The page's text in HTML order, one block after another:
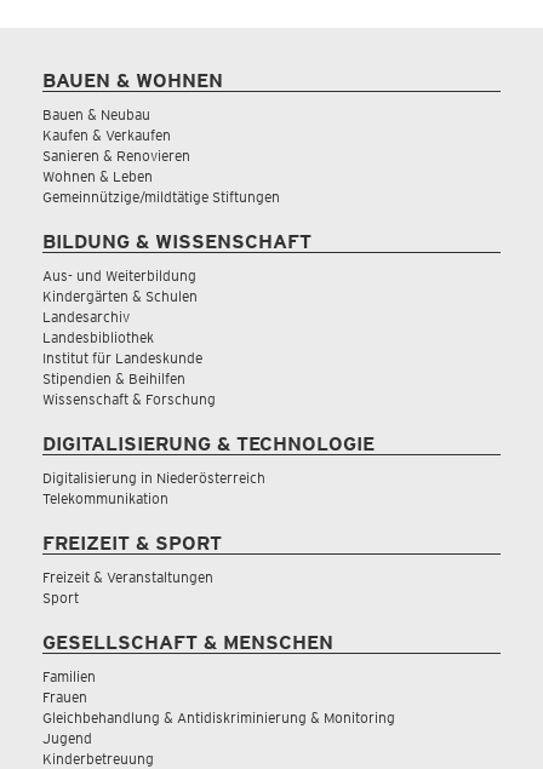
BAUEN & WOHNEN
Bauen & Neubau
Kaufen & Verkaufen
Sanieren & Renovieren
Wohnen & Leben
Gemeinnützige/mildtätige Stiftungen
BILDUNG & WISSENSCHAFT
Aus- und Weiterbildung
Kindergärten & Schulen
Landesarchiv
Landesbibliothek
Institut für Landeskunde
Stipendien & Beihilfen
Wissenschaft & Forschung
DIGITALISIERUNG & TECHNOLOGIE
Digitalisierung in Niederösterreich
Telekommunikation
FREIZEIT & SPORT
Freizeit & Veranstaltungen
Sport
GESELLSCHAFT & MENSCHEN
Familien
Frauen
Gleichbehandlung & Antidiskriminierung & Monitoring
Jugend
Kinderbetreuung